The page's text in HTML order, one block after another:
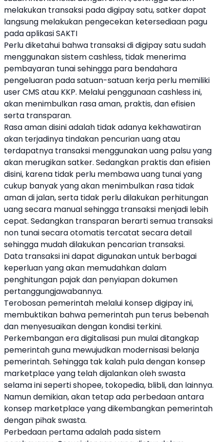
melakukan transaksi pada digipay satu, satker dapat
langsung melakukan pengecekan ketersediaan pagu
pada aplikasi SAKTI
Perlu diketahui bahwa transaksi di digipay satu sudah
menggunakan sistem cashless, tidak menerima
pembayaran tunai sehingga para bendahara
pengeluaran pada satuan-satuan kerja perlu memiliki
user CMS atau KKP. Melalui penggunaan cashless ini,
akan menimbulkan rasa aman, praktis, dan efisien
serta transparan.
Rasa aman disini adalah tidak adanya kekhawatiran
akan terjadinya tindakan pencurian uang atau
terdapatnya transaksi menggunakan uang palsu yang
akan merugikan satker. Sedangkan praktis dan efisien
disini, karena tidak perlu membawa uang tunai yang
cukup banyak yang akan menimbulkan rasa tidak
aman di jalan, serta tidak perlu dilakukan perhitungan
uang secara manual sehingga transaksi menjadi lebih
cepat. Sedangkan transparan berarti semua transaksi
non tunai secara otomatis tercatat secara detail
sehingga mudah dilakukan pencarian transaksi.
Data transaksi ini dapat digunakan untuk berbagai
keperluan yang akan memudahkan dalam
penghitungan pajak dan penyiapan dokumen
pertanggungjawabannya.
Terobosan pemerintah melalui konsep digipay ini,
membuktikan bahwa pemerintah pun terus bebenah
dan menyesuaikan dengan kondisi terkini.
Perkembangan era digitalisasi pun mulai ditangkap
pemerintah guna mewujudkan modernisasi belanja
pemerintah. Sehingga tak kalah pula dengan konsep
marketplace yang telah dijalankan oleh swasta
selama ini seperti shopee, tokopedia, blibli, dan lainnya.
Namun demikian, akan tetap ada perbedaan antara
konsep marketplace yang dikembangkan pemerintah
dengan pihak swasta.
Perbedaan pertama adalah pada sistem